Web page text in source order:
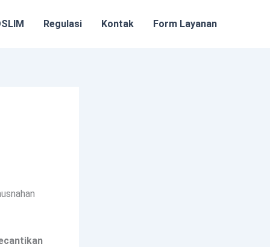
Regulasi Kontak Form Layanan